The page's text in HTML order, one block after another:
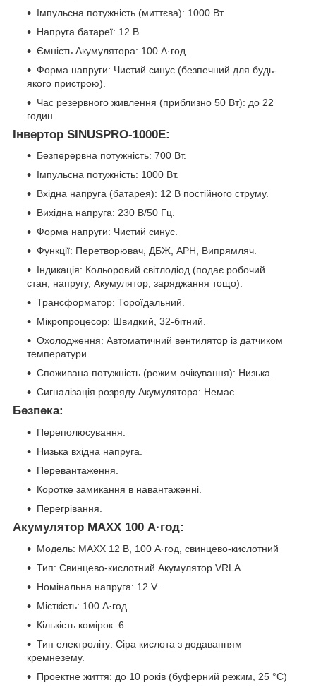
Імпульсна потужність (миттєва): 1000 Вт.
Напруга батареї: 12 В.
Ємність Акумулятора: 100 А·год.
Форма напруги: Чистий синус (безпечний для будь-
якого пристрою).
Час резервного живлення (приблизно 50 Вт): до 22
годин.
Інвертор SINUSPRO-1000E:
Безперервна потужність: 700 Вт.
Імпульсна потужність: 1000 Вт.
Вхідна напруга (батарея): 12 В постійного струму.
Вихідна напруга: 230 В/50 Гц.
Форма напруги: Чистий синус.
Функції: Перетворювач, ДБЖ, АРН, Випрямляч.
Індикація: Кольоровий світлодіод (подає робочий
стан, напругу, Акумулятор, заряджання тощо).
Трансформатор: Тороїдальний.
Мікропроцесор: Швидкий, 32-бітний.
Охолодження: Автоматичний вентилятор із датчиком
температури.
Споживана потужність (режим очікування): Низька.
Сигналізація розряду Акумулятора: Немає.
Безпека:
Переполюсування.
Низька вхідна напруга.
Перевантаження.
Коротке замикання в навантаженні.
Перегрівання.
Акумулятор MAXX 100 А·год:
Модель: MAXX 12 В, 100 А·год, свинцево-кислотний
Тип: Свинцево-кислотний Акумулятор VRLA.
Номінальна напруга: 12 V.
Місткість: 100 А·год.
Кількість комірок: 6.
Тип електроліту: Сіра кислота з додаванням
кремнезему.
Проектне життя: до 10 років (буферний режим, 25 °C)